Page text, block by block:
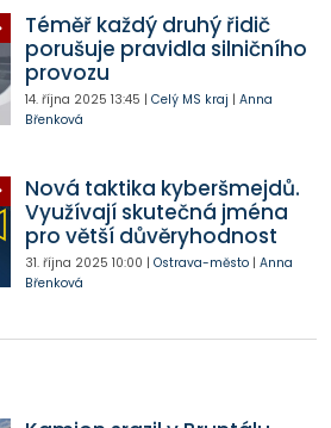
Téměř každý druhý řidič
porušuje pravidla silničního
provozu
14. října 2025 13:45 | Celý MS kraj | Anna
Břenková
Nová taktika kyberšmejdů.
Využívají skutečná jména
pro větší důvěryhodnost
31. října 2025 10:00 | Ostrava-město| Anna
Břenková